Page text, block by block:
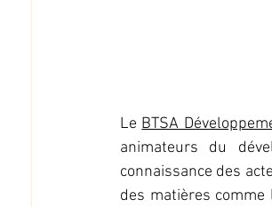
Le BTSA
animateurs du
connaissance des
des matières